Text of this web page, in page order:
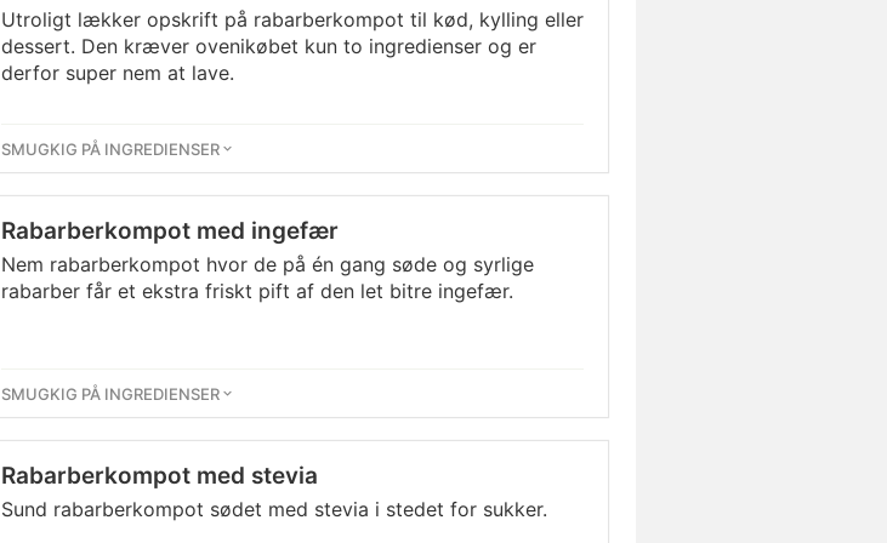
Utroligt lækker opskrift på rabarberkompot til kød, kylling eller
dessert. Den kræver ovenikøbet kun to ingredienser og er
derfor super nem at lave.
SMUGKIG PÅ INGREDIENSER
Rabarberkompot med ingefær
Nem rabarberkompot hvor de på én gang søde og syrlige
rabarber får et ekstra friskt pift af den let bitre ingefær.
SMUGKIG PÅ INGREDIENSER
Rabarberkompot med stevia
Sund rabarberkompot sødet med stevia i stedet for sukker.